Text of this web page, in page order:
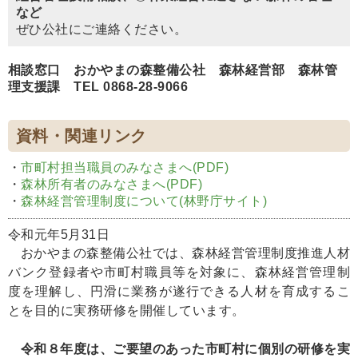
など
ぜひ公社にご連絡ください。
相談窓口 おかやまの森整備公社 森林経営部 森林管
理支援課 TEL 0868-28-9066
資料・関連リンク
・市町村担当職員のみなさまへ(PDF)
・森林所有者のみなさまへ(PDF)
・森林経営管理制度について(林野庁サイト)
令和元年5月31日
おかやまの森整備公社では、森林経営管理制度推進人材
バンク登録者や市町村職員等を対象に、森林経営管理制
度を理解し、円滑に業務が遂行できる人材を育成するこ
とを目的に実務研修を開催しています。
令和８年度は、ご要望のあった市町村に個別の研修を実